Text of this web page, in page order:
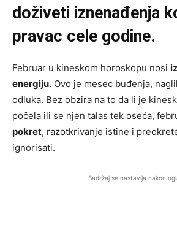
doživeti iznenađenja
pravac cele godine.
Februar u kineskom horoskopu nosi
energiju. Ovo je mesec buđenja,
odluka. Bez obzira na to da li je
počela ili se njen talas tek oseća,
pokret, razotkrivanje istine i
ignorisati.
Sadržaj se nastavlja nakon